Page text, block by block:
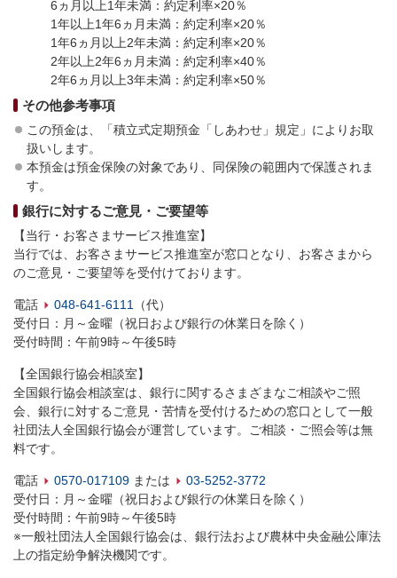
6ヵ月以上1年未満：約定利率×20％
1年以上1年6ヵ月未満：約定利率×20％
1年6ヵ月以上2年未満：約定利率×20％
2年以上2年6ヵ月未満：約定利率×40％
2年6ヵ月以上3年未満：約定利率×50％
その他参考事項
この預金は、「積立式定期預金「しあわせ」規定」によりお取
扱いします。
本預金は預金保険の対象であり、同保険の範囲内で保護されま
す。
銀行に対するご意見・ご要望等
【当行・お客さまサービス推進室】
当行では、お客さまサービス推進室が窓口となり、お客さまから
のご意見・ご要望等を受付けております。
電話 048-641-6111
（代）
受付日：月～金曜（祝日および銀行の休業日を除く）
受付時間：午前9時～午後5時
【全国銀行協会相談室】
全国銀行協会相談室は、銀行に関するさまざまなご相談やご照
会、銀行に対するご意見・苦情を受付けるための窓口として一般
社団法人全国銀行協会が運営しています。ご相談・ご照会等は無
料です。
電話 0570-017109 または
03-5252-3772
受付日：月～金曜（祝日および銀行の休業日を除く）
受付時間：午前9時～午後5時
※一般社団法人全国銀行協会は、銀行法および農林中央金融公庫法
上の指定紛争解決機関です。